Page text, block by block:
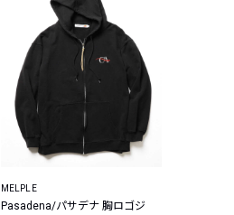
MELPLE
Pasadena/パサデナ 胸ロゴジ